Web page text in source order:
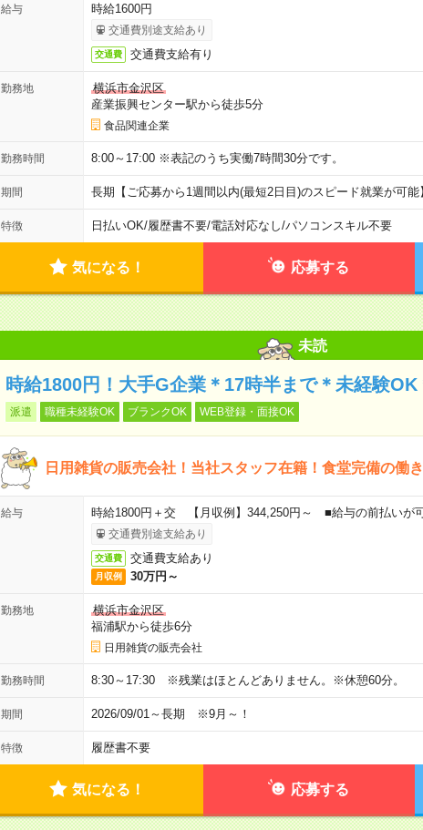
給与 時給1600円
交通費別途支給あり
交通費 交通費支給有り
勤務地
横浜市金沢区
産業振興センター駅から徒歩5分
食品関連企業
勤務時間 8:00～17:00 ※表記のうち実働7時間30分です。
期間 長期【ご応募から1週間以内(最短2日目)のスピード就業が可能
特徴 日払いOK/履歴書不要/電話対応なし/パソコンスキル不要
気になる！ 応募する
未読
時給1800円！大手G企業＊17時半まで＊未経験
派遣 職種未経験OK ブランクOK WEB登録・面接OK
日用雑貨の販売会社！当社スタッフ在籍！食堂完備の働
給与 時給1800円＋交 【月収例】344,250円～ ■給与の前払いが
交通費別途支給あり
交通費 交通費支給あり
月収例 30万円～
勤務地
横浜市金沢区
福浦駅から徒歩6分
日用雑貨の販売会社
勤務時間 8:30～17:30 ※残業はほとんどありません。※休憩60分。
期間 2026/09/01～長期 ※9月～！
特徴 履歴書不要
気になる！ 応募する